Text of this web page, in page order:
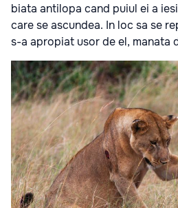
biata antilopa cand puiul ei a
care se ascundea. In loc sa se
s-a apropiat usor de el, manata